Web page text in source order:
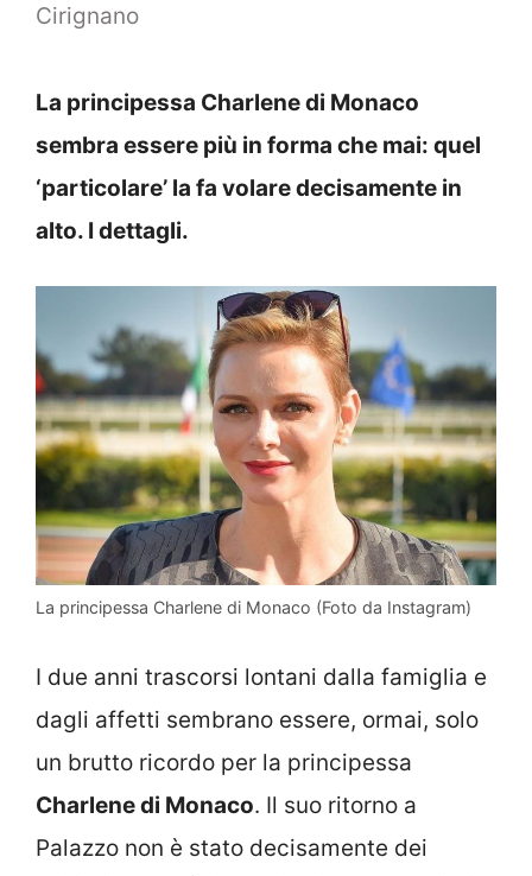
Cirignano
La principessa Charlene di Monaco
sembra essere più in forma che mai: quel
‘particolare’ la fa volare decisamente in
alto. I dettagli.
La principessa Charlene di Monaco (Foto da Instagram)
I due anni trascorsi lontani dalla famiglia e
dagli affetti sembrano essere, ormai, solo
un brutto ricordo per la principessa
Charlene di Monaco. Il suo ritorno a
Palazzo non è stato decisamente dei